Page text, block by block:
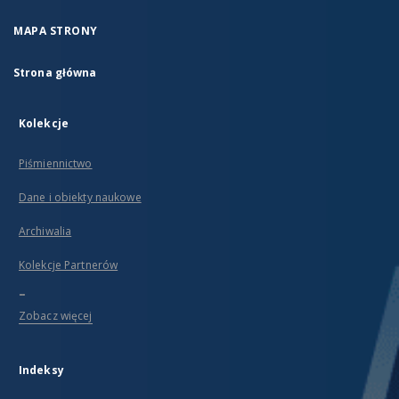
MAPA STRONY
Strona główna
Kolekcje
Piśmiennictwo
Dane i obiekty naukowe
Archiwalia
Kolekcje Partnerów
...
Zobacz więcej
Indeksy